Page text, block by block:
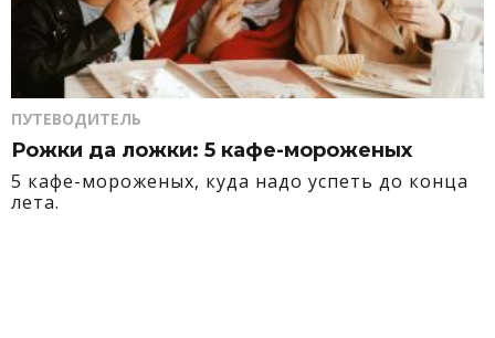
ПУТЕВОДИТЕЛЬ
Рожки да ложки: 5 кафе-мороженых
5 кафе-мороженых, куда надо успеть до конца
лета.